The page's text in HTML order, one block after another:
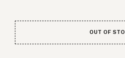
OUT OF